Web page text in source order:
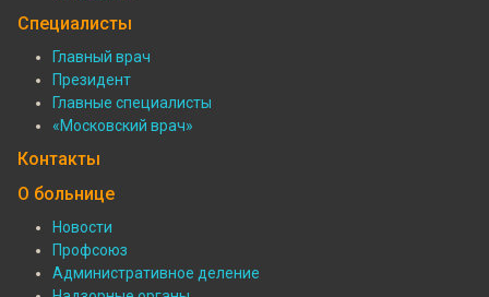
Подвал:
Филиалы
Специалисты
Подвал:
Специалисты
Главный врач
Президент
Главные специалисты
«Московский врач»
Контакты
О больнице
Подвал:
Новости
Профсоюз
Административное деление